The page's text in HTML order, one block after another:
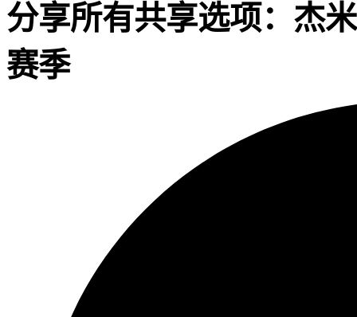
分享所有共享选项： 杰
赛季